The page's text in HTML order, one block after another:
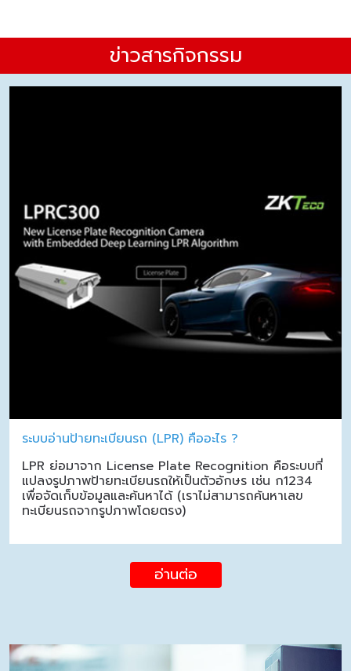
ข่าวสารกิจกรรม
ระบบอ่านป้ายทะเบียนรถ (LPR) คืออะไร ?
LPR ย่อมาจาก License Plate Recognition คือระบบที่
แปลงรูปภาพป้ายทะเบียนรถให้เป็นตัวอักษร เช่น ก1234
เพื่อจัดเก็บข้อมูลและค้นหาได้ (เราไม่สามารถค้นหาเลข
ทะเบียนรถจากรูปภาพโดยตรง)
อ่านต่อ